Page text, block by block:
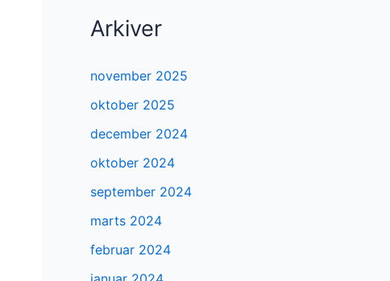
Arkiver
november 2025
oktober 2025
december 2024
oktober 2024
september 2024
marts 2024
februar 2024